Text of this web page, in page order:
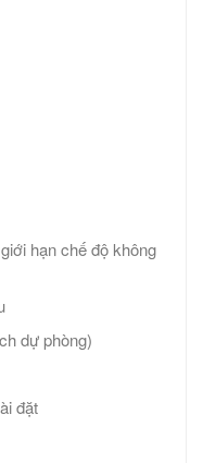
hạn chế độ không
dự phòng)
đặt